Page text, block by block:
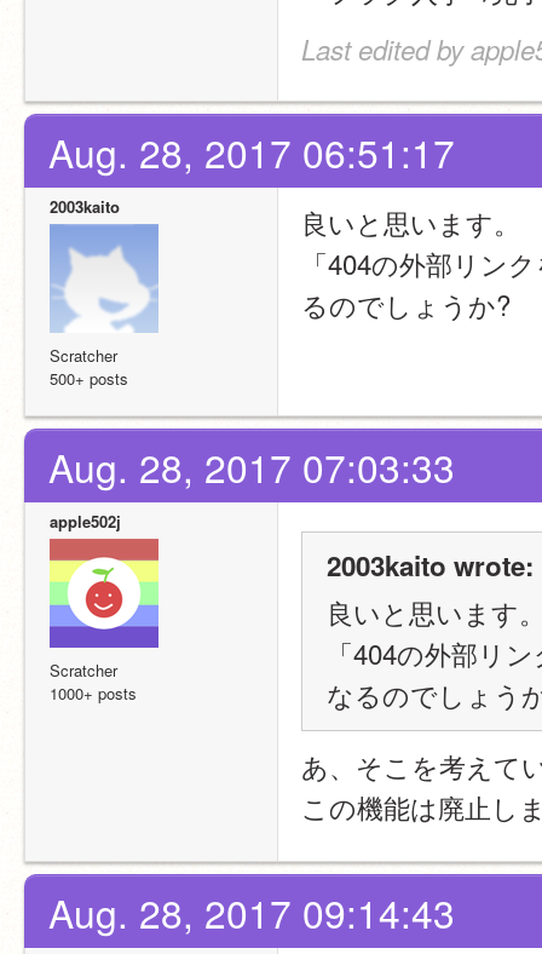
Last edited by
Aug. 28, 2017 06:51:17
2003kaito
Scratcher
500+ posts
良いと思います。
「404の外部リン
るのでしょうか?
Aug. 28, 2017 07:03:33
apple502j
Scratcher
1000+ posts
2003kaito wrote:
良いと思います
「404の外部リ
なるのでしょう
あ、そこを考えて
この機能は廃止し
Aug. 28, 2017 09:14:43